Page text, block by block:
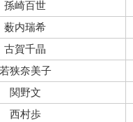
孫崎百世
薮内瑞希
古賀千晶
若狭奈美子
関野文
西村歩